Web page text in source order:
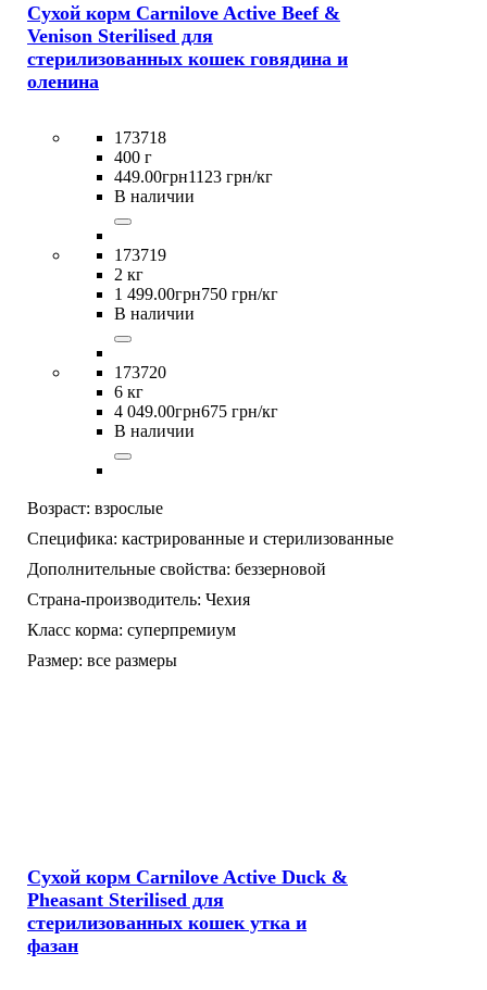
Сухой корм Carnilove Active Beef &
Venison Sterilised для
стерилизованных кошек говядина и
оленина
173718
400 г
449.00грн1123 грн/кг
В наличии
173719
2 кг
1 499.00грн750 грн/кг
В наличии
173720
6 кг
4 049.00грн675 грн/кг
В наличии
Возраст: взрослые
Специфика: кастрированные и стерилизованные
Дополнительные свойства: беззерновой
Страна-производитель: Чехия
Класс корма: суперпремиум
Размер: все размеры
Сухой корм Carnilove Active Duck &
Pheasant Sterilised для
стерилизованных кошек утка и
фазан